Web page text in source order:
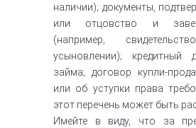
наличии); документы,
или отцовство и
(например,
усыновлении); кредитный
займа; договор купли-
или об уступки права
этот перечень может быть
Имейте в виду, что за